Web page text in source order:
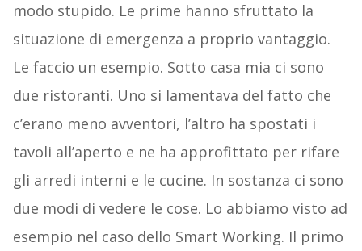
modo stupido. Le prime hanno sfruttato la
situazione di emergenza a proprio vantaggio.
Le faccio un esempio. Sotto casa mia ci sono
due ristoranti. Uno si lamentava del fatto che
c’erano meno avventori, l’altro ha spostati i
tavoli all’aperto e ne ha approfittato per rifare
gli arredi interni e le cucine. In sostanza ci sono
due modi di vedere le cose. Lo abbiamo visto ad
esempio nel caso dello Smart Working. Il primo